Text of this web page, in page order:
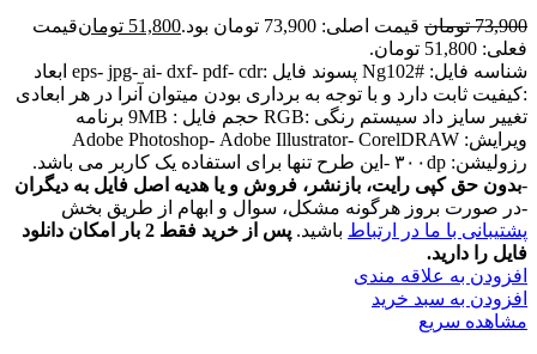
73,900 تومان قیمت اصلی: 73,900 تومان بود. 51,800 تومانقیمت
فعلی: 51,800 تومان.
شناسه فایل: #Ng102 پسوند فایل :eps- jpg- ai- dxf- pdf- cdr ابعاد
:کیفیت ثابت دارد و با توجه به برداری بودن میتوان آنرا در هر ابعادی
تغییر سایز داد سیستم رنگی :RGB حجم فایل : 9MB برنامه
ویرایش: Adobe Photoshop- Adobe Illustrator- CorelDRAW
رزولیشن: ۳۰۰dp -این طرح تنها برای استفاده یک کاربر می باشد.
-بدون حق کپی رایت، بازنشر، فروش و یا هدیه اصل فایل به دیگران
-در صورت بروز هرگونه مشکل، سوال و ابهام از طریق بخش
پشتیبانی با ما در ارتباط باشید.
پس از خرید فقط 2 بار امکان دانلود
فایل را دارید.
افزودن به علاقه مندی
افزودن به سبد خرید
مشاهده سریع